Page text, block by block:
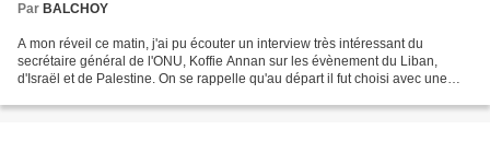
Par BALCHOY
A mon réveil ce matin, j'ai pu écouter un interview très intéressant du
secrétaire général de l'ONU, Koffie Annan sur les évènement du Liban,
d'Israël et de Palestine. On se rappelle qu'au départ il fut choisi avec une